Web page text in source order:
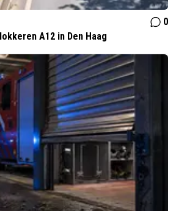
0
A12 in Den Haag